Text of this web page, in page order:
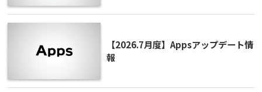
【2026.7月度】Appsアップデート情
報